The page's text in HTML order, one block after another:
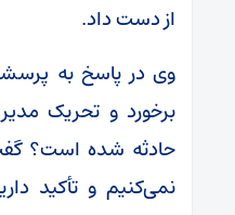
از دست داد.
وی در پاسخ به
برخورد و تحریک
حادثه شده است؟
نمی‌کنیم و تأکید